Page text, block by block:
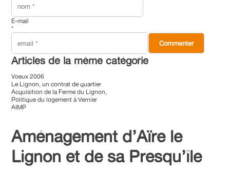
E-mail
*
Articles de la même catégorie
Voeux 2006
Le Lignon, un contrat de quartier
Acquisition de la Ferme du Lignon,
Politique du logement à Vernier
AIMP
Aménagement d’Aïre le
Lignon et de sa Presqu’île